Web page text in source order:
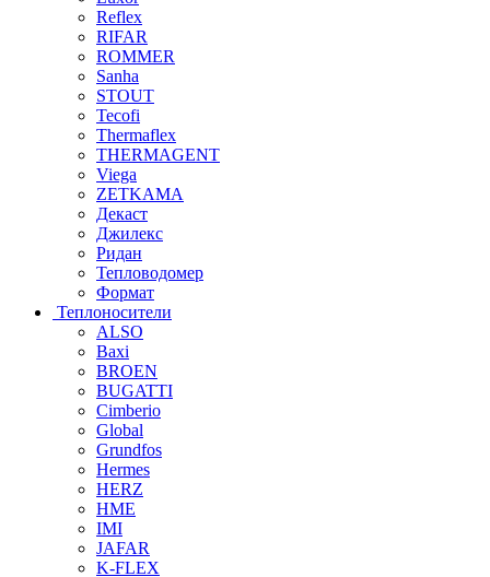
Reflex
RIFAR
ROMMER
Sanha
STOUT
Tecofi
Thermaflex
THERMAGENT
Viega
ZETKAMA
Декаст
Джилекс
Ридан
Тепловодомер
Формат
Теплоносители
ALSO
Baxi
BROEN
BUGATTI
Cimberio
Global
Grundfos
Hermes
HERZ
HME
IMI
JAFAR
K-FLEX